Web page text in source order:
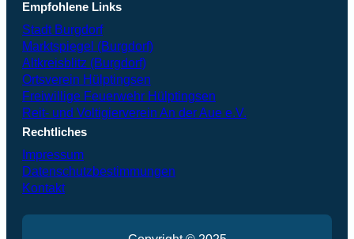
Empfohlene Links
Stadt Burgdorf
Marktspiegel (Burgdorf)
Altkreisblitz (Burgdorf)
Ortsverein Hülptingsen
Freiwillige Feuerwehr Hülptingsen
Reit- und Voltigierverein An der Aue e.V.
Rechtliches
Impressum
Datenschutzbestimmungen
Kontakt